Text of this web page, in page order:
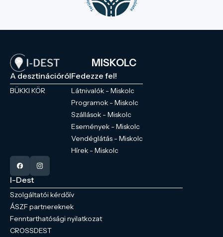
MISKOLC
A desztinációról
BÜKKI KÖR
Fedezze fel!
Látnivalók - Miskolc
Programok - Miskolc
Szállások - Miskolc
Események - Miskolc
Vendéglátás - Miskolc
Hírek - Miskolc
I-Dest
Szolgáltatói kérdőív
ÁSZF partnereknek
Fenntarthatósági nyilatkozat
CROSSDEST